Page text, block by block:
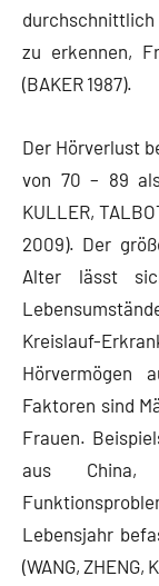
durchschnittlich
zu erkennen,
(BAKER 1987).
Der Hörverlust
von 70 – 89
KULLER,
2009). Der
Alter lässt
Kreislauf-
Hörvermögen
Faktoren sind
Frauen.
aus
Lebensjahr
(WANG, ZHENG,